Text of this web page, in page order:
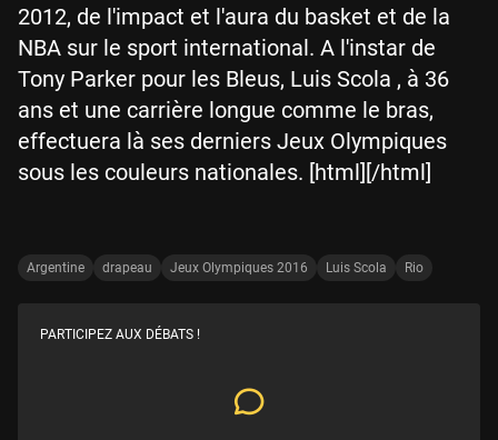
2012, de l'impact et l'aura du basket et de la
NBA sur le sport international. A l'instar de
Tony Parker pour les Bleus, Luis Scola , à 36
ans et une carrière longue comme le bras,
effectuera là ses derniers Jeux Olympiques
sous les couleurs nationales. [html][/html]
Argentine drapeau Jeux Olympiques 2016 Luis Scola Rio
PARTICIPEZ AUX DÉBATS !